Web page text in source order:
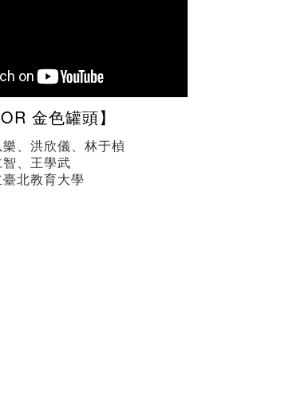
金色罐頭】
、洪欣儀、林于楨
、王學武
北教育大學